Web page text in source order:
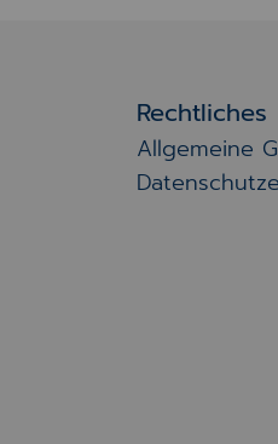
Rechtliches
Allgemeine